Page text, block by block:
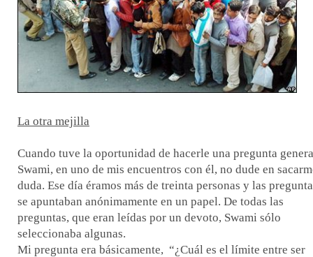
La otra mejilla
Cuando tuve la oportunidad de hacerle una pregunta
Swami, en uno de mis encuentros con él, no dude en
duda. Ese día éramos más de treinta personas y las
se apuntaban anónimamente en un papel. De todas las
preguntas, que eran leídas por un devoto, Swami sólo
seleccionaba algunas.
Mi pregunta era básicamente, “¿Cuál es el límite entre ser